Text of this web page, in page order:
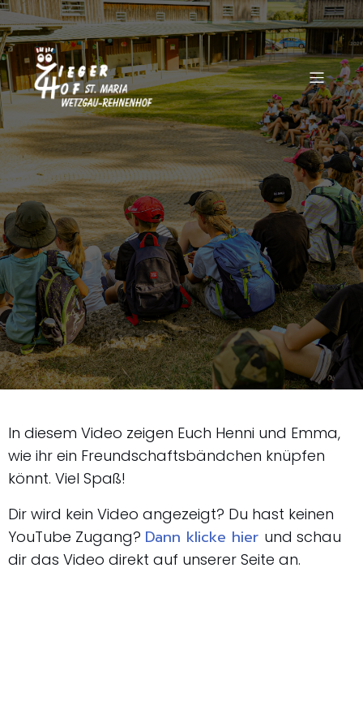
In diesem Video zeigen Euch Henni und Emma,
wie ihr ein Freundschaftsbändchen knüpfen
könnt. Viel Spaß!
Dir wird kein Video angezeigt? Du hast keinen
YouTube Zugang? Dann klicke hier und schau
dir das Video direkt auf unserer Seite an.